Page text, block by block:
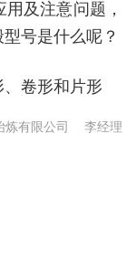
及注意问题，
号是什么呢？
卷形和片形
炼有限公司 李经理